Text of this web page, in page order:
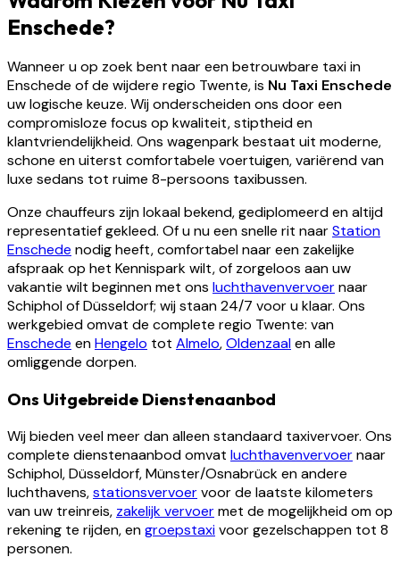
Enschede?
Wanneer u op zoek bent naar een betrouwbare taxi in
Enschede of de wijdere regio Twente, is Nu Taxi Enschede
uw logische keuze. Wij onderscheiden ons door een
compromisloze focus op kwaliteit, stiptheid en
klantvriendelijkheid. Ons wagenpark bestaat uit moderne,
schone en uiterst comfortabele voertuigen, variërend van
luxe sedans tot ruime 8-persoons taxibussen.
Onze chauffeurs zijn lokaal bekend, gediplomeerd en altijd
representatief gekleed. Of u nu een snelle rit naarStation
Enschede nodig heeft, comfortabel naar een zakelijke
afspraak op het Kennispark wilt, of zorgeloos aan uw
vakantie wilt beginnen met ons luchthavenvervoernaar
Schiphol of Düsseldorf; wij staan 24/7 voor u klaar. Ons
werkgebied omvat de complete regio Twente: van
Enschede enHengelo tot Almelo,Oldenzaalen alle
omliggende dorpen.
Ons Uitgebreide Dienstenaanbod
Wij bieden veel meer dan alleen standaard taxivervoer. Ons
complete dienstenaanbod omvat luchthavenvervoernaar
Schiphol, Düsseldorf, Münster/Osnabrück en andere
luchthavens,stationsvervoervoor de laatste kilometers
van uw treinreis, zakelijk vervoermet de mogelijkheid om op
rekening te rijden, engroepstaxivoor gezelschappen tot 8
personen.